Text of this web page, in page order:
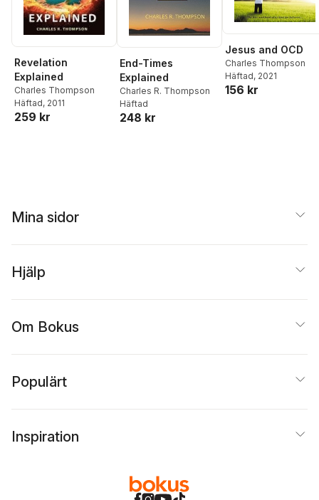
Revelation
Explained
Charles Thompson
Häftad, 2011
259 kr
End-Times
Explained
Charles R. Thompson
Häftad
248 kr
Jesus and OCD
Charles Thompson
Häftad, 2021
156 kr
Mina sidor
Hjälp
Om Bokus
Populärt
Inspiration